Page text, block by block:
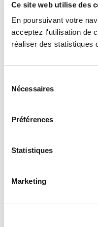
Ce site web utilise des
En poursuivant votre
acceptez l'utilisation de
réaliser des statistiques
Nécessaires
Préférences
Statistiques
Marketing
Français dans la recette
mélange possible avec
démarche
agréés ou enregistrés
éleveurs, jusqu’aux